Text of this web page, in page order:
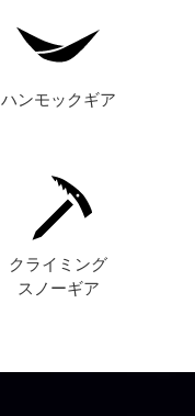
ハンモックギア
クライミング
スノーギア